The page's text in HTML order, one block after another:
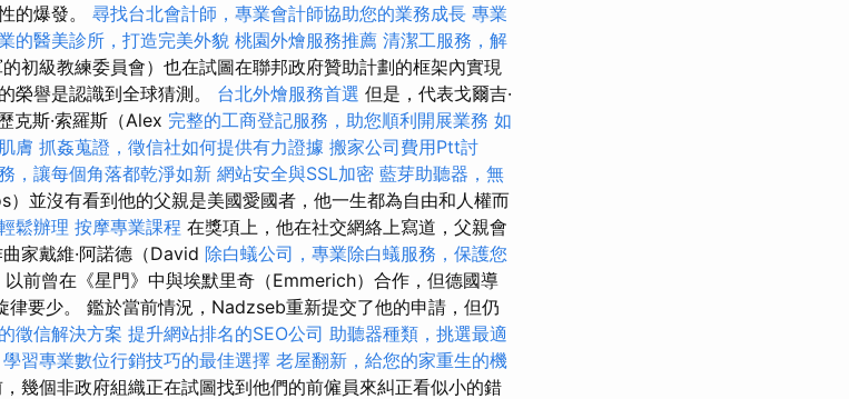
的爆發。 尋找台北會計師，專業會計師協助您的業務成長 專業
的醫美診所，打造完美外貌 桃園外燴服務推薦 清潔工服務，解
初級教練委員會）也在試圖在聯邦政府贊助計劃的框架內實現
榮譽是認識到全球猜測。 台北外燴服務首選 但是，代表戈爾吉·
克斯·索羅斯（Alex 完整的工商登記服務，助您順利開展業務 如
膚 抓姦蒐證，徵信社如何提供有力證據 搬家公司費用Ptt討
，讓每個角落都乾淨如新 網站安全與SSL加密 藍芽助聽器，無
）並沒有看到他的父親是美國愛國者，他一生都為自由和人權而
鬆辦理 按摩專業課程 在獎項上，他在社交網絡上寫道，父親會
家戴維·阿諾德（David 除白蟻公司，專業除白蟻服務，保護您
前曾在《星門》中與埃默里奇（Emmerich）合作，但德國導
律要少。 鑑於當前情況，Nadzseb重新提交了他的申請，但仍
徵信解決方案 提升網站排名的SEO公司 助聽器種類，挑選最適
學習專業數位行銷技巧的最佳選擇 老屋翻新，給您的家重生的機
，幾個非政府組織正在試圖找到他們的前僱員來糾正看似小的錯